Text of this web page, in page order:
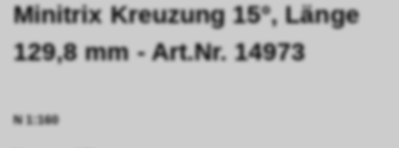
Minitrix Kreuzung 15°, Länge
129,8 mm - Art.Nr. 14973
N 1:160